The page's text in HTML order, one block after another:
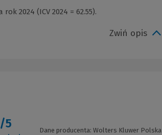
2024 (ICV 2024 = 62.55).
Zwiń opis
5 Dane producenta: Wolters Kluwer Polska